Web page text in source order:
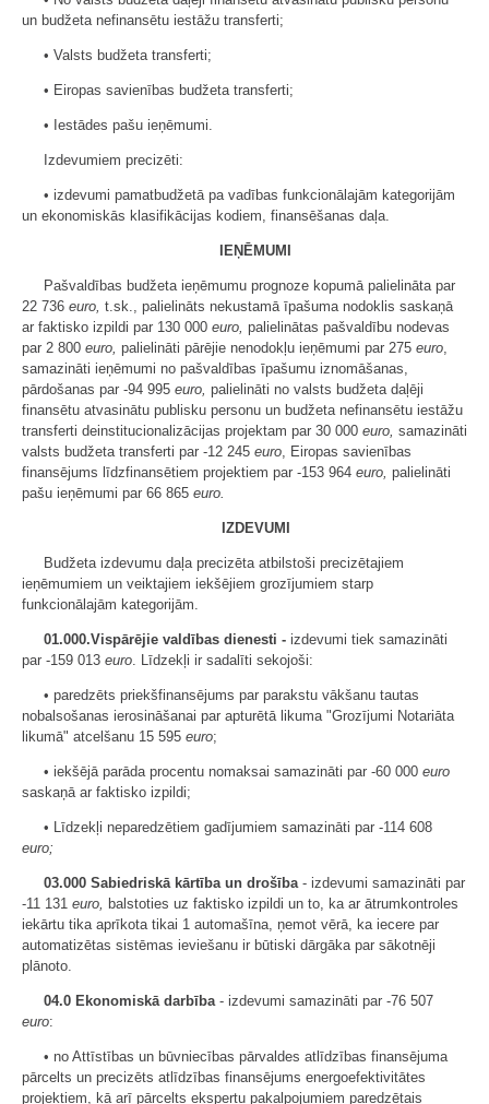
un budžeta nefinansētu iestāžu transferti;
• Valsts budžeta transferti;
• Eiropas savienības budžeta transferti;
• Iestādes pašu ieņēmumi.
Izdevumiem precizēti:
• izdevumi pamatbudžetā pa vadības funkcionālajām kategorijām
un ekonomiskās klasifikācijas kodiem, finansēšanas daļa.
IEŅĒMUMI
Pašvaldības budžeta ieņēmumu prognoze kopumā palielināta par
22 736 euro, t.sk., palielināts nekustamā īpašuma nodoklis saskaņā
ar faktisko izpildi par 130 000 euro, palielinātas pašvaldību nodevas
par 2 800 euro, palielināti pārējie nenodokļu ieņēmumi par 275 euro
samazināti ieņēmumi no pašvaldības īpašumu iznomāšanas,
pārdošanas par -94 995 euro, palielināti no valsts budžeta daļēji
finansētu atvasinātu publisku personu un budžeta nefinansētu iestāžu
transferti deinstitucionalizācijas projektam par 30 000 euro, samazināti
valsts budžeta transferti par -12 245 euro , Eiropas savienības
finansējums līdzfinansētiem projektiem par -153 964 euro, palielināti
pašu ieņēmumi par 66 865 euro.
IZDEVUMI
Budžeta izdevumu daļa precizēta atbilstoši precizētajiem
ieņēmumiem un veiktajiem iekšējiem grozījumiem starp
funkcionālajām kategorijām.
01.000.Vispārējie valdības dienesti - izdevumi tiek samazināti
par -159 013 euro . Līdzekļi ir sadalīti sekojoši:
• paredzēts priekšfinansējums par parakstu vākšanu tautas
nobalsošanas ierosināšanai par apturētā likuma "Grozījumi Notariāta
likumā" atcelšanu 15 595 euro;
• iekšējā parāda procentu nomaksai samazināti par -60 000 euro
saskaņā ar faktisko izpildi;
• Līdzekļi neparedzētiem gadījumiem samazināti par -114 608
euro;
03.000 Sabiedriskā kārtība un drošība - izdevumi samazināti par
-11 131 euro,
balstoties uz faktisko izpildi un to, ka ar ātrumkontroles
iekārtu tika aprīkota tikai 1 automašīna, ņemot vērā, ka iecere par
automatizētas sistēmas ieviešanu ir būtiski dārgāka par sākotnēji
plānoto.
04.0 Ekonomiskā darbība - izdevumi samazināti par -76 507
euro:
• no Attīstības un būvniecības pārvaldes atlīdzības finansējuma
pārcelts un precizēts atlīdzības finansējums energoefektivitātes
projektiem, kā arī pārcelts ekspertu pakalpojumiem paredzētais